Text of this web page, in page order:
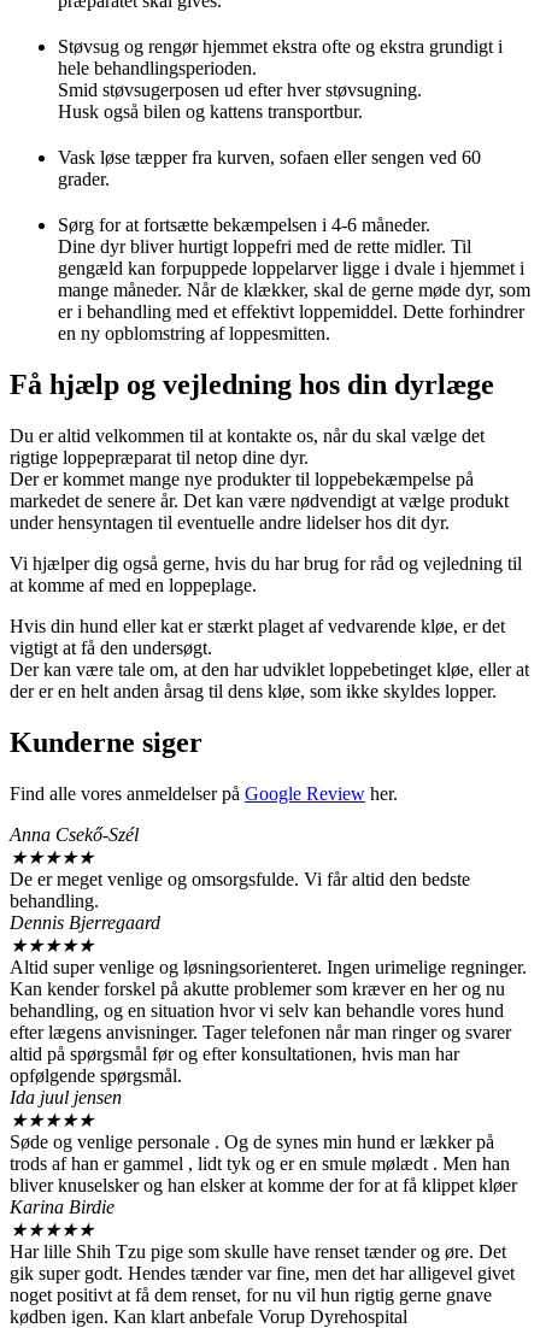
Støvsug og rengør hjemmet ekstra ofte og ekstra grundigt i
hele behandlingsperioden.
Smid støvsugerposen ud efter hver støvsugning.
Husk også bilen og kattens transportbur.
Vask løse tæpper fra kurven, sofaen eller sengen ved 60
grader.
Sørg for at fortsætte bekæmpelsen i 4-6 måneder.
Dine dyr bliver hurtigt loppefri med de rette midler. Til
gengæld kan forpuppede loppelarver ligge i dvale i hjemmet i
mange måneder. Når de klækker, skal de gerne møde dyr, som
er i behandling med et effektivt loppemiddel. Dette forhindrer
en ny opblomstring af loppesmitten.
Få hjælp og vejledning hos din dyrlæge
Du er altid velkommen til at kontakte os, når du skal vælge det
rigtige loppepræparat til netop dine dyr.
Der er kommet mange nye produkter til loppebekæmpelse på
markedet de senere år. Det kan være nødvendigt at vælge produkt
under hensyntagen til eventuelle andre lidelser hos dit dyr.
Vi hjælper dig også gerne, hvis du har brug for råd og vejledning til
at komme af med en loppeplage.
Hvis din hund eller kat er stærkt plaget af vedvarende kløe, er det
vigtigt at få den undersøgt.
Der kan være tale om, at den har udviklet loppebetinget kløe, eller at
der er en helt anden årsag til dens kløe, som ikke skyldes lopper.
Kunderne siger
Find alle vores anmeldelser på Google Review her.
Anna Csekő-Szél
★★★★★
De er meget venlige og omsorgsfulde. Vi får altid den bedste
behandling.
Dennis Bjerregaard
★★★★★
Altid super venlige og løsningsorienteret. Ingen urimelige regninger.
Kan kender forskel på akutte problemer som kræver en her og nu
behandling, og en situation hvor vi selv kan behandle vores hund
efter lægens anvisninger. Tager telefonen når man ringer og svarer
altid på spørgsmål før og efter konsultationen, hvis man har
opfølgende spørgsmål.
Ida juul jensen
★★★★★
Søde og venlige personale . Og de synes min hund er lækker på
trods af han er gammel , lidt tyk og er en smule mølædt . Men han
bliver knuselsker og han elsker at komme der for at få klippet kløer
Karina Birdie
★★★★★
Har lille Shih Tzu pige som skulle have renset tænder og øre. Det
gik super godt. Hendes tænder var fine, men det har alligevel givet
noget positivt at få dem renset, for nu vil hun rigtig gerne gnave
kødben igen. Kan klart anbefale Vorup Dyrehospital